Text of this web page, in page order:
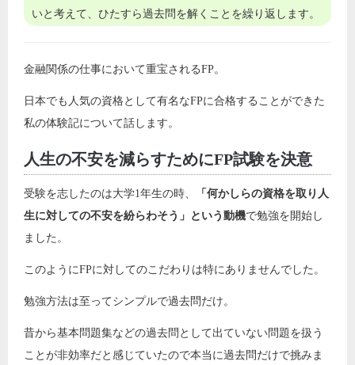
いと考えて、ひたすら過去問を解くことを繰り返します。
金融関係の仕事において重宝されるFP。
日本でも人気の資格として有名なFPに合格することができた
私の体験記について話します。
人生の不安を減らすためにFP試験を決意
受験を志したのは大学1年生の時、
「何かしらの資格を取り人
生に対しての不安を紛らわそう」という動機で勉強を開始し
ました。
このようにFPに対してのこだわりは特にありませんでした。
勉強方法は至ってシンプルで過去問だけ。
昔から基本問題集などの過去問として出ていない問題を扱う
ことが非効率だと感じていたので本当に過去問だけで挑みま